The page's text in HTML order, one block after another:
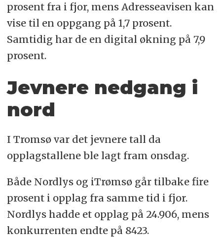
prosent fra i fjor, mens Adresseavisen kan
vise til en oppgang på 1,7 prosent.
Samtidig har de en digital økning på 7,9
prosent.
Jevnere nedgang i
nord
I Tromsø var det jevnere tall da
opplagstallene ble lagt fram onsdag.
Både Nordlys og iTrømsø går tilbake fire
prosent i opplag fra samme tid i fjor.
Nordlys hadde et opplag på 24.906, mens
konkurrenten endte på 8423.